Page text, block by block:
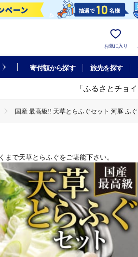
お気に入り
寄付額から探す 旅先を探す
「ふるさとチョ
国産 最高級!! 天草とらふぐセット 河豚 ふ
で天草とらふぐをご堪能下さい。